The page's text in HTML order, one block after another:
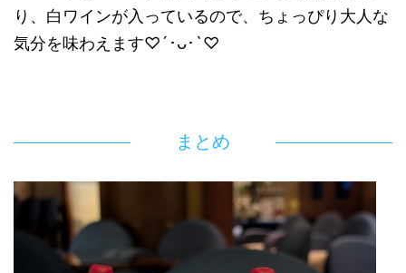
り、白ワインが入っているので、ちょっぴり大人な
気分を味わえます♡´･ᴗ･`♡
まとめ